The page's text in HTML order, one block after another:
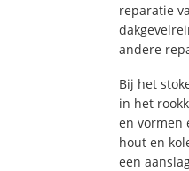
reparatie
andere
Bij het
in het
en vormen
hout en
een